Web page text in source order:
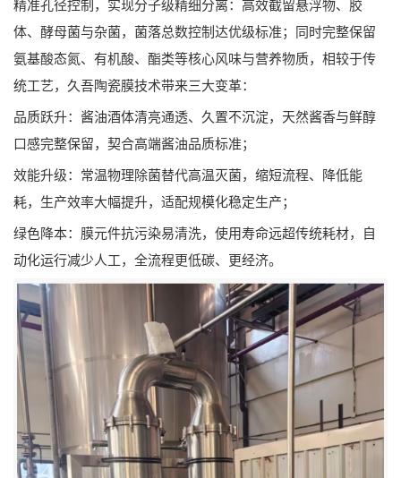
精准孔径控制，实现分子级精细分离：高效截留悬浮物、胶
体、酵母菌与杂菌，菌落总数控制达优级标准；同时完整保留
氨基酸态氮、有机酸、酯类等核心风味与营养物质，相较于传
统工艺，久吾陶瓷膜技术带来三大变革：
品质跃升：酱油酒体清亮通透、久置不沉淀，天然酱香与鲜醇
口感完整保留，契合高端酱油品质标准；
效能升级：常温物理除菌替代高温灭菌，缩短流程、降低能
耗，生产效率大幅提升，适配规模化稳定生产；
绿色降本：膜元件抗污染易清洗，使用寿命远超传统耗材，自
动化运行减少人工，全流程更低碳、更经济。